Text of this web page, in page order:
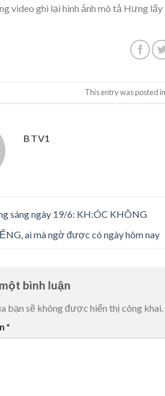
video ghi lại hình ảnh mô tả Hưng
This entry was posted in
BTV1
sáng ngày 19/6: KH:ÓC KHÔNG
ai mà ngờ được có ngày hôm nay
bình luận
bạn sẽ không được hiển thị công khai.
*